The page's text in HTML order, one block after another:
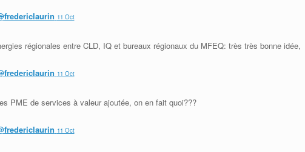
fredericlaurin 11 Oct
régionales entre CLD, IQ et bureaux régionaux du MFEQ: très très bonne idée,
fredericlaurin 11 Oct
PME de services à valeur ajoutée, on en fait quoi???
fredericlaurin 11 Oct